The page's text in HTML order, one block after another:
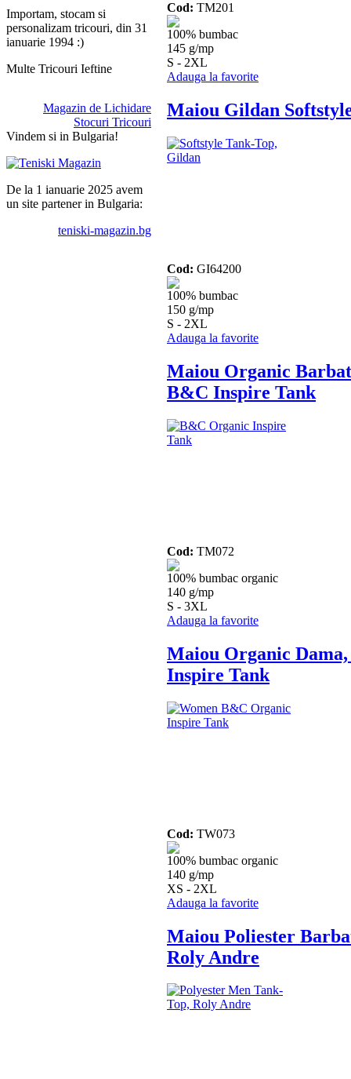
Importam, stocam si
personalizam tricouri, din 31
ianuarie 1994 :)
Multe Tricouri Ieftine
Magazin de Lichidare
Stocuri Tricouri
Vindem si in Bulgaria!
De la 1 ianuarie 2025 avem
un site partener in Bulgaria:
teniski-magazin.bg
Cod: TM201
100% bumbac
145 g/mp
S - 2XL
Adauga la favorite
Maiou Gildan
Cod: GI64200
100% bumbac
150 g/mp
S - 2XL
Adauga la favorite
Maiou Organic
B&C Inspire Tank
Cod: TM072
100% bumbac organic
140 g/mp
S - 3XL
Adauga la favorite
Maiou Organic
Inspire Tank
Cod: TW073
100% bumbac organic
140 g/mp
XS - 2XL
Adauga la favorite
Maiou Poliester
Roly Andre